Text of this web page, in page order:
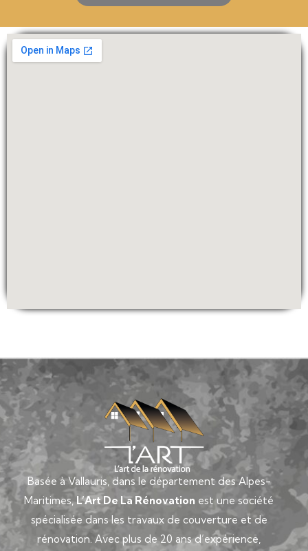
Basée à Vallauris, dans le département des Alpes-
Maritimes,L’Art De La Rénovation est une société
spécialisée dans les travaux de couverture et de
rénovation. Avec plus de 20 ans d’expérience,